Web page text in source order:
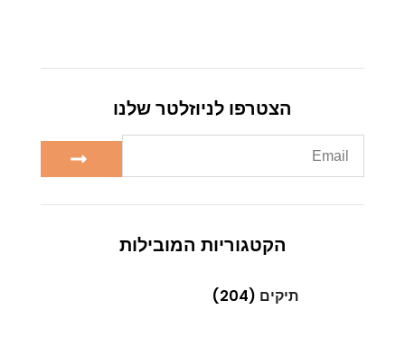
הצטרפו לניוזלטר שלנו
הקטגוריות המובילות
תיקים (204)